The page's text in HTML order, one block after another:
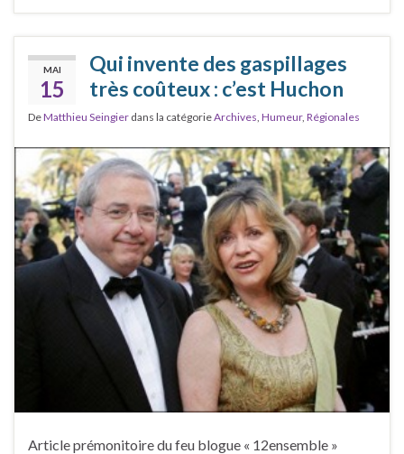
MAI
15
Qui invente des gaspillages
très coûteux : c’est Huchon
DeMatthieu Seingier dans la catégorieArchives, Humeur, Régionales
Article prémonitoire du feu blogue « 12ensemble »